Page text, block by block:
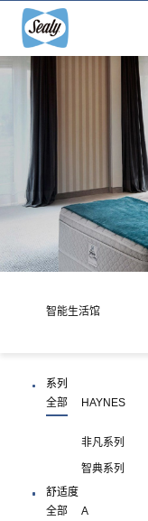
智能生活馆
系列
全部
HAYNES
非凡系列
智典系列
舒适度
全部
A